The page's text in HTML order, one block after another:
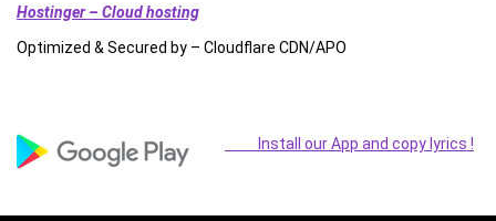
Hostinger – Cloud hosting
Optimized & Secured by – Cloudflare CDN/APO
Install our App and copy lyrics !